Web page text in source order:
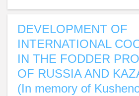
DEVELOPMENT OF
INTERNATIONAL
IN THE FODDER
OF RUSSIA AND
(In memory of